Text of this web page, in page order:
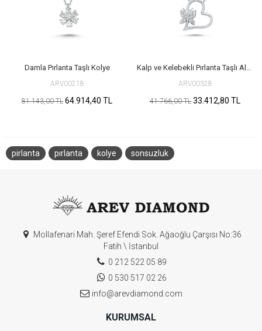
Damla Pırlanta Taşlı Kolye
ARV00218
81.143,00 TL 64.914,40 TL
Kalp ve Kelebekli Pırlanta Taşlı Altın Kolye
ARV00328
41.766,00 TL 33.412,80 TL
pirlanta pırlanta kolye sonsuzluk
Mollafenari Mah. Şeref Efendi Sok. Ağaoğlu Çarşısı No:36
Fatih \ İstanbul
0 212 522 05 89
0 530 517 02 26
info@arevdiamond.com
KURUMSAL